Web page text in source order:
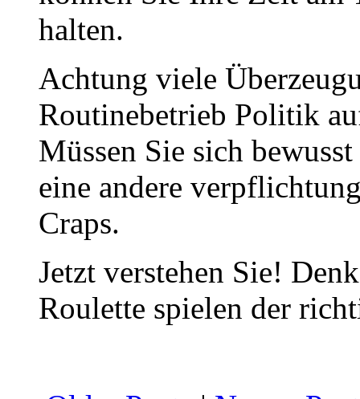
halten.
Achtung viele
Routinebetrieb Politik
Müssen Sie sich
eine andere
Craps.
Jetzt verstehen Sie!
Roulette spielen der